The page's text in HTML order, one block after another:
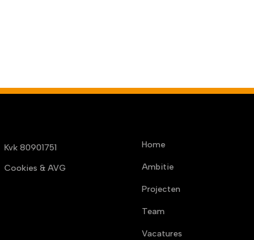
Kvk 80901751
Cookies & AVG
Home
Ambitie
Projecten
Team
Vacatures